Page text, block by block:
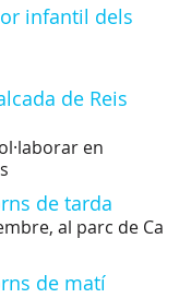
infantil dels
de Reis
en
de tarda
al parc de Ca
de matí